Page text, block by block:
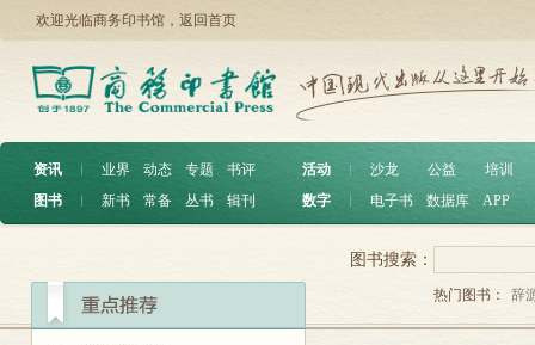
欢迎光临商务印书馆， 返回首页
资讯 ︱ 业界 动态 专题
书评
图书
︱ 新书 常备 丛书 辑刊
活动 沙龙 公益
培训
数字
电子书 数据库 APP
图书搜索：
热门图书： 辞